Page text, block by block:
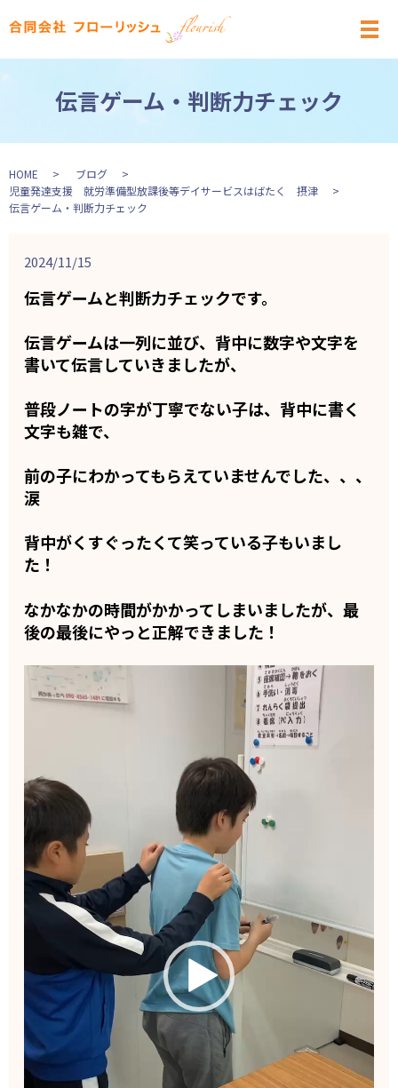
メ
伝言ゲーム・判断力チェック
HOME
ブログ
児童発達支援 就労準備型放課後等デイサービスはばたく 摂津
伝言ゲーム・判断力チェック
2024/11/15
伝言ゲームと判断力チェックです。
伝言ゲームは一列に並び、背中に数字や文字を
書いて伝言していきましたが、
普段ノートの字が丁寧でない子は、背中に書く
文字も雑で、
前の子にわかってもらえていませんでした、、、
涙
背中がくすぐったくて笑っている子もいまし
た！
なかなかの時間がかかってしまいましたが、最
後の最後にやっと正解できました！
ー